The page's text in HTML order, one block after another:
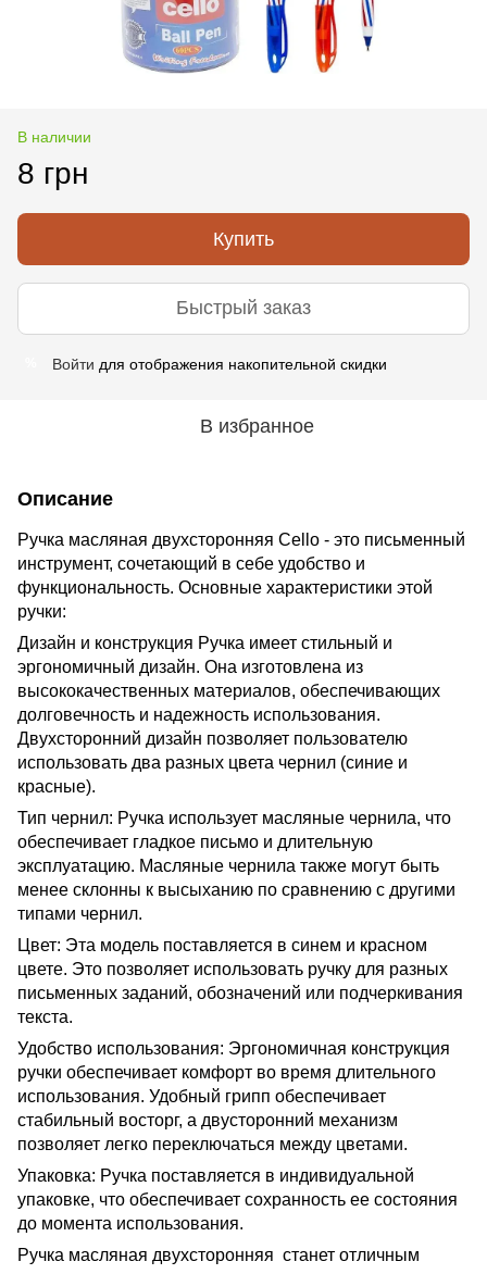
В наличии
8 грн
Купить
Быстрый заказ
Войти для отображения накопительной скидки
В избранное
Описание
Ручка масляная двухсторонняя Cello - это письменный
инструмент, сочетающий в себе удобство и
функциональность. Основные характеристики этой
ручки:
Дизайн и конструкция Ручка имеет стильный и
эргономичный дизайн. Она изготовлена из
высококачественных материалов, обеспечивающих
долговечность и надежность использования.
Двухсторонний дизайн позволяет пользователю
использовать два разных цвета чернил (синие и
красные).
Тип чернил: Ручка использует масляные чернила, что
обеспечивает гладкое письмо и длительную
эксплуатацию. Масляные чернила также могут быть
менее склонны к высыханию по сравнению с другими
типами чернил.
Цвет: Эта модель поставляется в синем и красном
цвете. Это позволяет использовать ручку для разных
письменных заданий, обозначений или подчеркивания
текста.
Удобство использования: Эргономичная конструкция
ручки обеспечивает комфорт во время длительного
использования. Удобный грипп обеспечивает
стабильный восторг, а двусторонний механизм
позволяет легко переключаться между цветами.
Упаковка: Ручка поставляется в индивидуальной
упаковке, что обеспечивает сохранность ее состояния
до момента использования.
Ручка масляная двухсторонняя станет отличным